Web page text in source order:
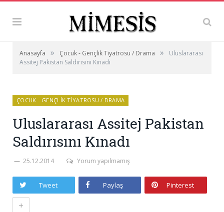
Anasayfa » Çocuk - Gençlik Tiyatrosu / Drama »
Uluslararası
Assitej Pakistan Saldırısını Kınadı
ÇOCUK - GENÇLIK TIYATROSU / DRAMA
Uluslararası Assitej Pakistan
Saldırısını Kınadı
25.12.2014 Yorum yapılmamış
Tweet Paylaş Pinterest
+